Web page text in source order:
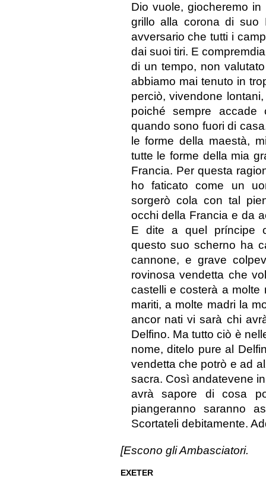
Dio vuole, giocheremo
grillo alla corona di suo
avversario che tutti i
dai suoi tiri. E
di un tempo, non
abbiamo mai tenuto in
perciò, vivendone
poiché sempre
quando sono fuori di
le forme della maestà,
tutte le forme della mia
Francia. Per questa
ho faticato come un
sorgerò cola con tal
occhi della Francia e da
E dite a quel príncipe
questo suo scherno ha
cannone, e grave
rovinosa vendetta che
castelli e costerà a molte
mariti, a molte madri la
ancor nati vi sarà chi
Delfino. Ma tutto ciò è
nome, ditelo pure al
vendetta che potrò e ad
sacra. Così andatevene
avrà sapore di cosa
piangeranno saranno
Scortateli debitamente.
[Escono gli Ambasciatori.
EXETER